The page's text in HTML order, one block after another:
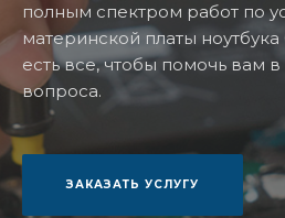
полным спектром работ по
материнской платы ноутбука
есть все, чтобы помочь вам
вопроса.
ЗАКАЗАТЬ УСЛУГУ